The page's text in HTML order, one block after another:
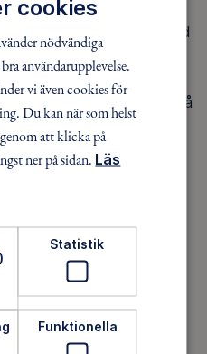
smörgåsar till matsäck.
ca 2 km i skogen och vid
tid före bussens avgång
Ekebo.där buss 132
där den vände. På så
också. Bussen från
och sedan tåg till
före kl. 20.00 på
62 km)
LINKEDIN
cookies
nödvändiga
användarupplevelse.
vi även cookies för
Du kan när som helst
att klicka på
ner på sidan. Läs
Statistik
Funktionella